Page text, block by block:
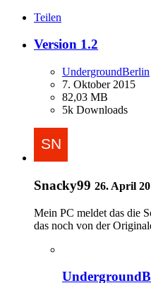
Teilen
Version 1.2
UndergroundBerlin
7. Oktober 2015
82,03 MB
5k Downloads
Snacky99 26. April
Mein PC meldet das die
das noch von der